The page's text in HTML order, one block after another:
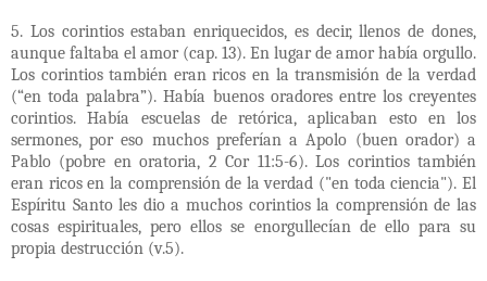
5. Los corintios estaban enriquecidos, es decir, llenos de dones,
aunque faltaba el amor (cap. 13). En lugar de amor había orgullo.
Los corintios también eran ricos en la transmisión de la verdad
(“en toda palabra”). Había buenos oradores entre los creyentes
corintios. Había escuelas de retórica, aplicaban esto en los
sermones, por eso muchos preferían a Apolo (buen orador) a
Pablo (pobre en oratoria, 2 Cor 11:5-6). Los corintios también
eran ricos en la comprensión de la verdad ("en toda ciencia"). El
Espíritu Santo les dio a muchos corintios la comprensión de las
cosas espirituales, pero ellos se enorgullecían de ello para su
propia destrucción (v.5).